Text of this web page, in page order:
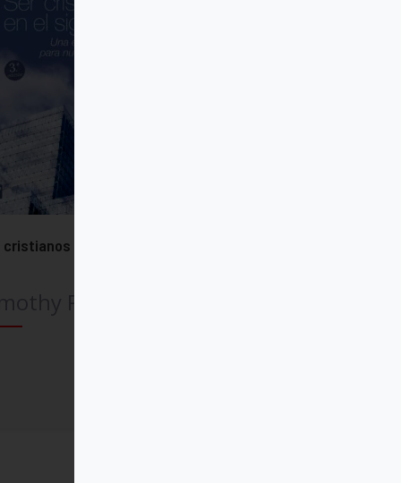
cristianos en el siglo XXI